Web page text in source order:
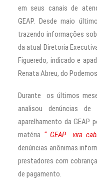
em seus canais de
GEAP. Desde maio
trazendo informações
da atual Diretoria
Figueredo, indicado e
Renata Abreu, do
Durante os últimos
analisou denúncias
aparelhamento da GEAP
matéria “ GEAP vira
denúncias anônimas
prestadores com
de pagamento.